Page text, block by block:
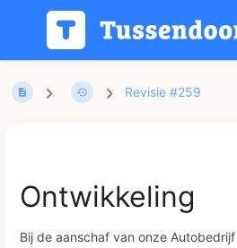
Revisie #259
Ontwikkeling
Bij de aanschaf van onze